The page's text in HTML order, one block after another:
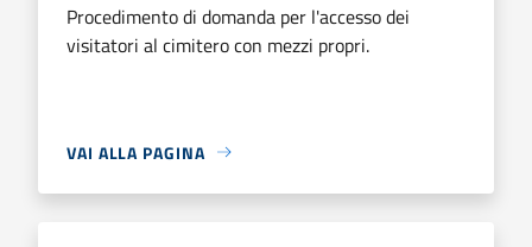
Procedimento di domanda per l'accesso dei
visitatori al cimitero con mezzi propri.
VAI ALLA PAGINA